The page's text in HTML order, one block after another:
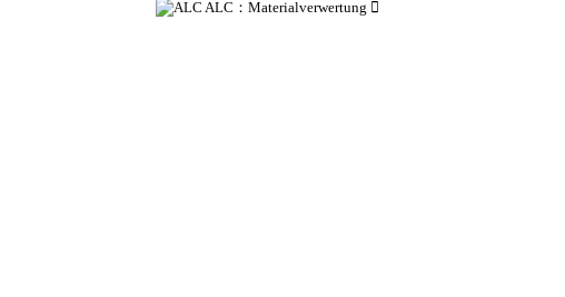
ALC：Materialverwertung